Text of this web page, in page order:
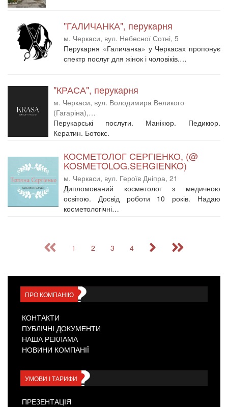
"ГАЛИЧАНКА", перукарня
м. Черкаси, вул. Небесної Сотні, 5
Перукарня «Галичанка» у Черкасах пропонує
спектр послуг для жінок і чоловіків.…
"КРАСА", перукарня
м. Черкаси, вул. Володимира Великого
(Гагаріна),…
Перукарські послуги. Манікюр. Педикюр.
Кератин. Ботокс.
КОСМЕТОЛОГ СЕРГІЕНКО, (@
KOSMETOLOG.SERGIENKO)
м. Черкаси, вул. Героїв Дніпра, 21
Дипломований косметолог з медичною
освітою. Досвід роботи 10 років. Надаю
косметологічні…
1 2 3 4
ПРО КОМПАНІЮ
КОНТАКТИ
ПУБЛІЧНІ ДОКУМЕНТИ
НАША РЕКЛАМА
НОВИНИ КОМПАНІЇ
УМОВИ І ТАРИФИ
ПРЕЗЕНТАЦІЯ